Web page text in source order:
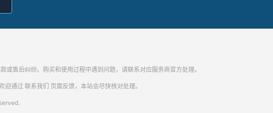
售后纠纷。购买和使用过程中遇到问题，请联系对应服务商官方处理。
迎通过 联系我们 页面反馈，本站会尽快核对处理。